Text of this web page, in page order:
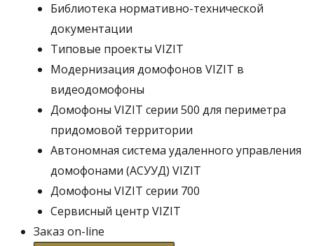
Библиотека нормативно-технической
документации
Типовые проекты VIZIT
Модернизация домофонов VIZIT в
видеодомофоны
Домофоны VIZIT серии 500 для периметра
придомовой территории
Автономная система удаленного управления
домофонами (АСУУД) VIZIT
Домофоны VIZIT серии 700
Сервисный центр VIZIT
Заказ on-line